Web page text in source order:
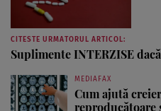
CITESTE URMATORUL ARTICOL:
Suplimente INTERZISE
MEDIAFAX
Cum ajută
reproducătoare